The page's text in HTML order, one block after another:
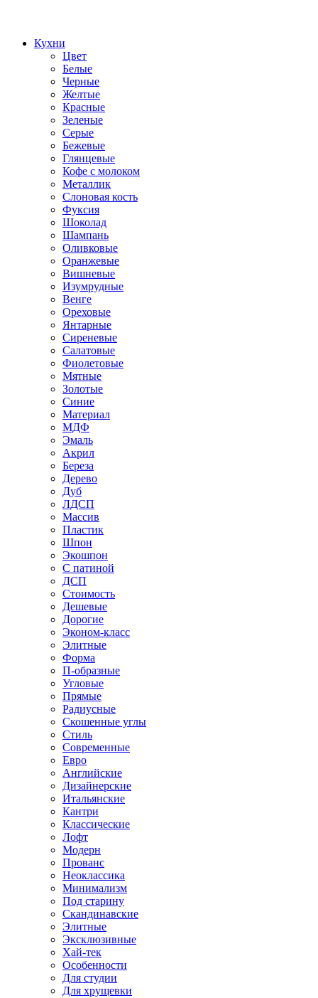
Кухни
Цвет
Белые
Черные
Желтые
Красные
Зеленые
Серые
Бежевые
Глянцевые
Кофе с молоком
Металлик
Слоновая кость
Фуксия
Шоколад
Шампань
Оливковые
Оранжевые
Вишневые
Изумрудные
Венге
Ореховые
Янтарные
Сиреневые
Салатовые
Фиолетовые
Мятные
Золотые
Синие
Материал
МДФ
Эмаль
Акрил
Береза
Дерево
Дуб
ЛДСП
Массив
Пластик
Шпон
Экошпон
С патиной
ДСП
Стоимость
Дешевые
Дорогие
Эконом-класс
Элитные
Форма
П-образные
Угловые
Прямые
Радиусные
Скошенные углы
Стиль
Современные
Евро
Английские
Дизайнерские
Итальянские
Кантри
Классические
Лофт
Модерн
Прованс
Неоклассика
Минимализм
Под старину
Скандинавские
Элитные
Эксклюзивные
Хай-тек
Особенности
Для студии
Для хрущевки